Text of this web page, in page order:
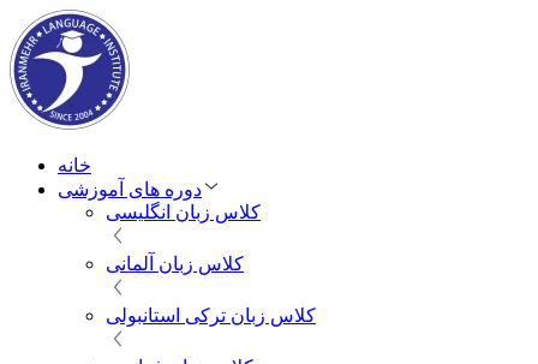
خانه
دوره های آموزشی
کلاس زبان انگلیسی
کلاس زبان آلمانی
کلاس زبان ترکی استانبولی